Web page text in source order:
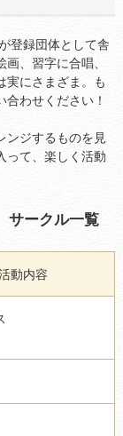
登録団体として舎
、習字に合唱、
実にさまざま。も
わせください！
ンジするものを見
って、楽しく活動
ークル一覧
動内容